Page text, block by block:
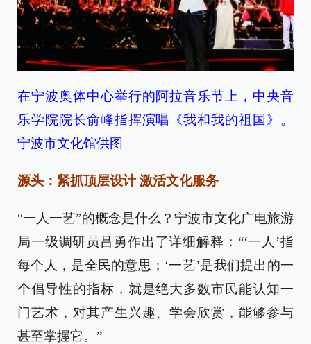
在宁波奥体中心举行的阿拉音乐节上，中央音
乐学院院长俞峰指挥演唱《我和我的祖国》。
宁波市文化馆供图
源头：紧抓顶层设计 激活文化服务
“一人一艺”的概念是什么？宁波市文化广电旅游
局一级调研员吕勇作出了详细解释：“‘一人’指
每个人，是全民的意思；‘一艺’是我们提出的一
个倡导性的指标，就是绝大多数市民能认知一
门艺术，对其产生兴趣、学会欣赏，能够参与
甚至掌握它。”